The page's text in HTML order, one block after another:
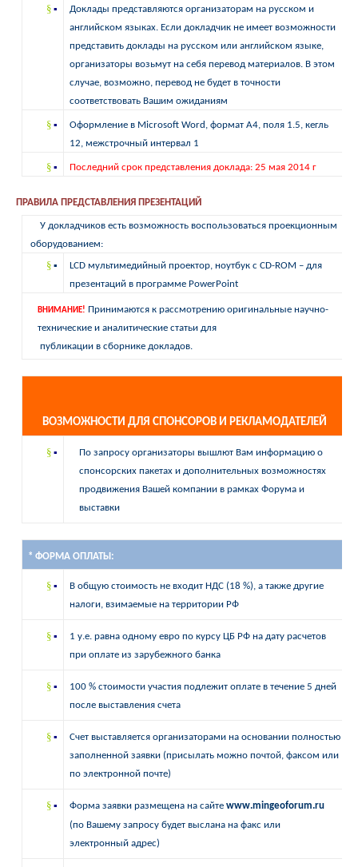
§ ▪
Доклады представляются организаторам на русском и
английском языках. Если докладчик не имеет возможности
представить доклады на русском или английском языке,
организаторы возьмут на себя перевод материалов. В этом
случае, возможно, перевод не будет в точности
соответствовать Вашим ожиданиям
§ ▪
Оформление в Microsoft Word, формат А4, поля 1.5, кегль
12, межстрочный интервал 1
§ ▪ Последний срок представления доклада:25 мая 2014 г
ПРАВИЛА ПРЕДСТАВЛЕНИЯ ПРЕЗЕНТАЦИЙ
У докладчиков есть возможность воспользоваться проекционным
оборудованием:
§ ▪
LCD мультимедийный проектор, ноутбук с CD-ROM – для
презентаций в программе PowerPoint
ВНИМАНИЕ! Принимаются к рассмотрению оригинальные научно-
технические и аналитические статьи для
публикации в сборнике докладов.
ВОЗМОЖНОСТИ ДЛЯ СПОНСОРОВ И РЕКЛАМОДАТЕЛЕЙ
§ ▪
По запросу организаторы вышлют Вам информацию о
спонсорских пакетах и дополнительных возможностях
продвижения Вашей компании в рамках Форума и
выставки
* ФОРМА ОПЛАТЫ:
§ ▪
В общую стоимость не входит НДС (18 %), а также другие
налоги, взимаемые на территории РФ
§ ▪
1 у.е. равна одному евро по курсу ЦБ РФ на дату расчетов
при оплате из зарубежного банка
§ ▪
100 % стоимости участия подлежит оплате в течение 5 дней
после выставления счета
§ ▪
Счет выставляется организаторами на основании полностью
заполненной заявки (присылать можно почтой, факсом или
по электронной почте)
§ ▪ Форма заявки размещена на сайтеwww.mingeoforum.ru
(по Вашему запросу будет выслана на факс или
электронный адрес)